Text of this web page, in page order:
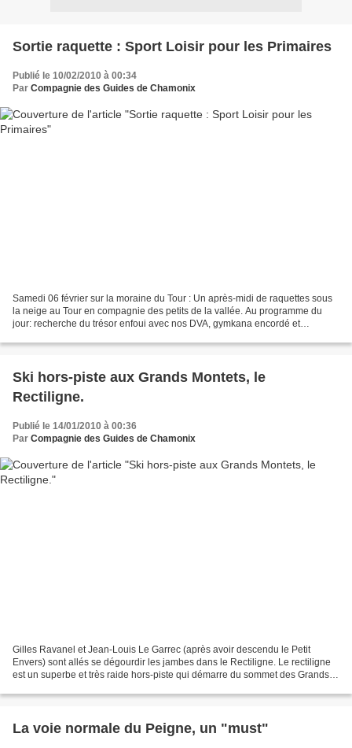
Sortie raquette : Sport Loisir pour les Primaires
Publié le 10/02/2010 à 00:34
Par Compagnie des Guides de Chamonix
Samedi 06 février sur la moraine du Tour : Un après-midi de raquettes sous
la neige au Tour en compagnie des petits de la vallée. Au programme du
jour: recherche du trésor enfoui avec nos DVA, gymkana encordé et
Ski hors-piste aux Grands Montets, le
Rectiligne.
Publié le 14/01/2010 à 00:36
Par Compagnie des Guides de Chamonix
Gilles Ravanel et Jean-Louis Le Garrec (après avoir descendu le Petit
Envers) sont allés se dégourdir les jambes dans le Rectiligne. Le rectiligne
est un superbe et très raide hors-piste qui démarre du sommet des Grands
La voie normale du Peigne, un "must"